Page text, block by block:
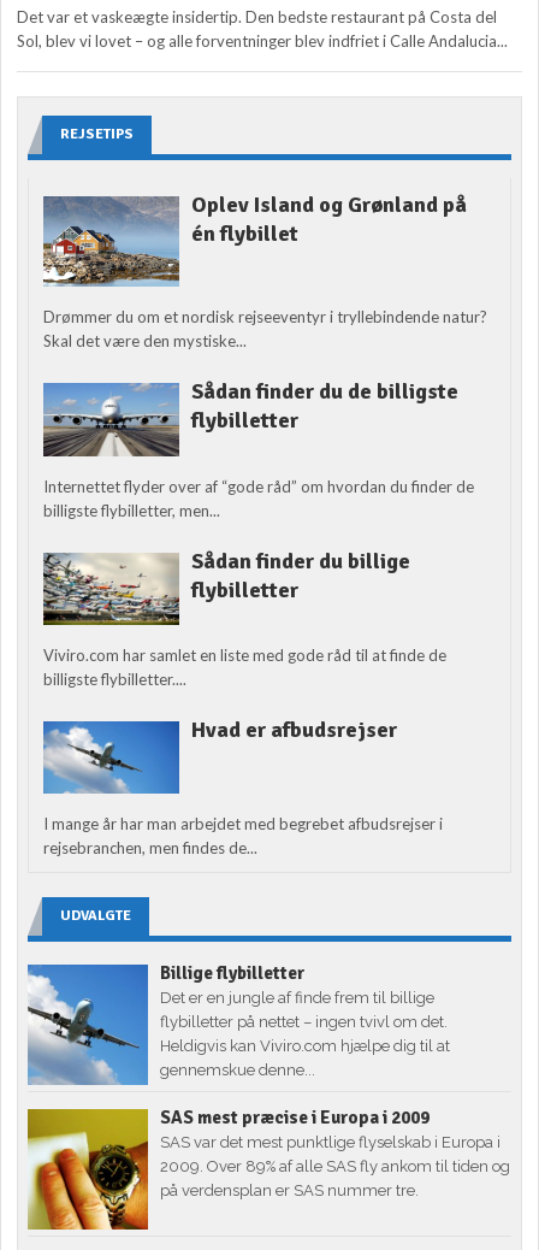
Det var et vaskeægte insidertip. Den bedste restaurant på Costa del
Sol, blev vi lovet – og alle forventninger blev indfriet i Calle Andalucia...
REJSETIPS
Oplev Island og Grønland på
én flybillet
Drømmer du om et nordisk rejseeventyr i tryllebindende natur?
Skal det være den mystiske...
Sådan finder du de billigste
flybilletter
Internettet flyder over af “gode råd” om hvordan du finder de
billigste flybilletter, men...
Sådan finder du billige
flybilletter
Viviro.com har samlet en liste med gode råd til at finde de
billigste flybilletter....
Hvad er afbudsrejser
I mange år har man arbejdet med begrebet afbudsrejser i
rejsebranchen, men findes de...
UDVALGTE
Billige flybilletter
Det er en jungle af finde frem til billige
flybilletter på nettet – ingen tvivl om det.
Heldigvis kan Viviro.com hjælpe dig til at
gennemskue denne...
SAS mest præcise i Europa i 2009
SAS var det mest punktlige flyselskab i Europa i
2009. Over 89% af alle SAS fly ankom til tiden og
på verdensplan er SAS nummer tre.